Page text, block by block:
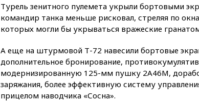
Турель зенитного пулемета укрыли бортовыми
командир танка меньше рисковал, стреляя по
которых могли бы укрываться вражеские
А еще на штурмовой Т-72 навесили бортовые
дополнительное бронирование,
модернизированную 125-мм пушку 2А46М,
заряжания, более эффективную систему
прицелом наводчика «Сосна».